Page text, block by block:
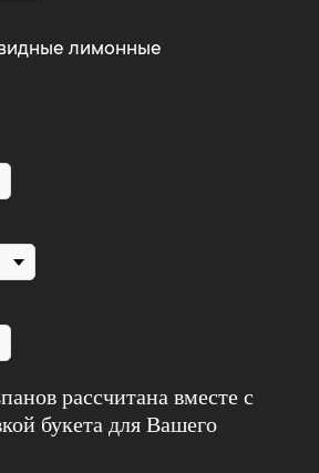
лимонные
рассчитана вместе с
букета для Вашего